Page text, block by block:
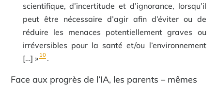
scientifique, d’incertitude et d’ignorance, lorsqu’il
peut être nécessaire d’agir afin d’éviter ou de
réduire les menaces potentiellement graves ou
irréversibles pour la santé et/ou l’environnement
[…] » 10 .
Face aux progrès de l’IA, les parents – mêmes